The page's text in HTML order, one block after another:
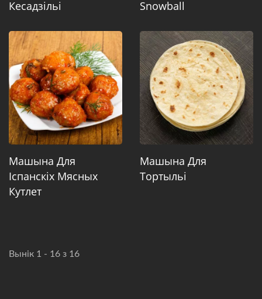
Кесадзільі Snowball
Машына Для
Іспанскіх Мясных
Кутлет
Машына Для
Тортыльі
Вынік 1 - 16 з 16